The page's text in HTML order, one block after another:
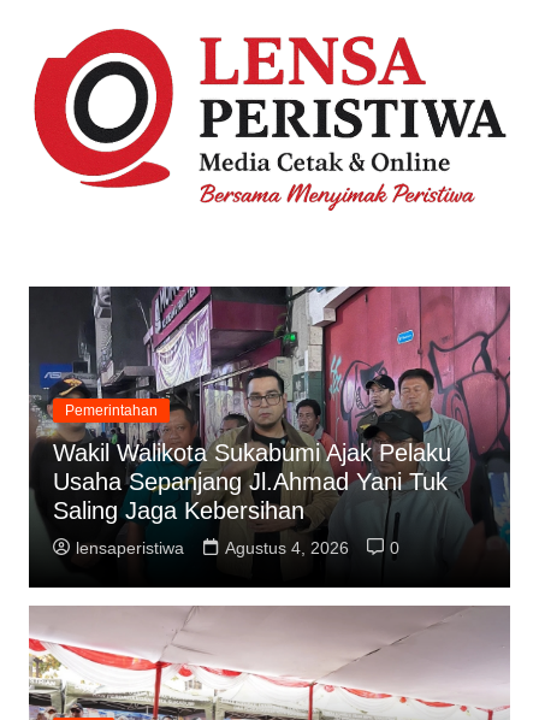
content
Pemerintahan
Wakil Walikota Sukabumi Ajak Pelaku
Usaha Sepanjang Jl.Ahmad Yani Tuk
Saling Jaga Kebersihan
lensaperistiwa Agustus 4, 2026 0